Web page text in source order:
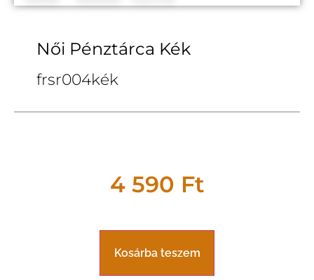
Női Pénztárca Kék
frsr004kék
4 590 Ft
Kosárba teszem